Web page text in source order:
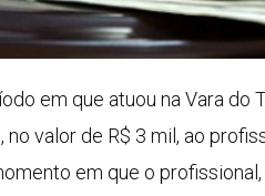
em que atuou na Vara
valor de R$ 3 mil, ao
em que o